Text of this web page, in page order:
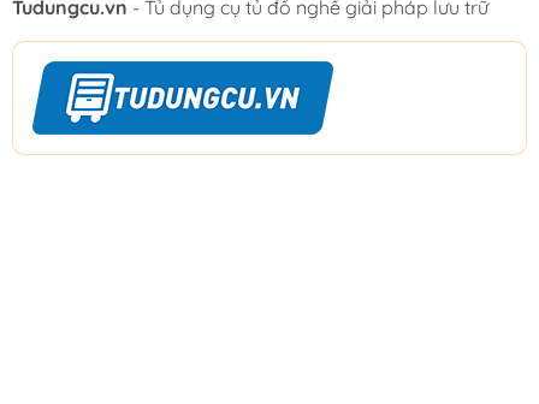
Tudungcu.vn - Tủ dụng cụ tủ đồ nghề giải pháp lưu trữ